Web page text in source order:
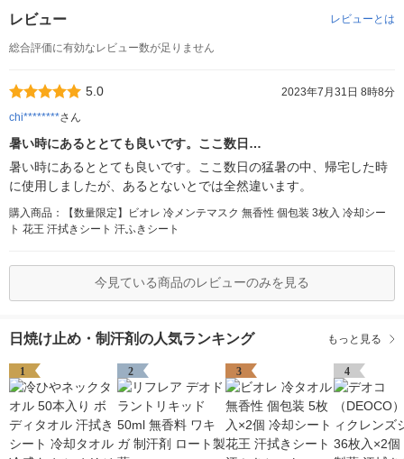
レビュー レビューとは
総合評価に有効なレビュー数が足りません
5.0
2023年7月31日 8時8分
chi********さん
暑い時にあるととても良いです。ここ数日…
暑い時にあるととても良いです。ここ数日の猛暑の中、帰宅した時
に使用しましたが、あるとないとでは全然違います。
購入商品：【数量限定】ビオレ 冷メンテマスク 無香性 個包装 3枚入 冷却シー
ト 花王 汗拭きシート 汗ふきシート
今見ている商品のレビューのみを見る
日焼け止め・制汗剤の人気ランキング もっと見る
1 2 3 4